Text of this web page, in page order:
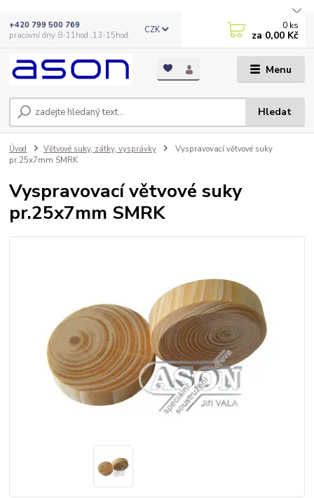
Menu
CZK
Hledat
+420 799 500 769
pracovní dny 8-11hod.,13-15hod.
0 ks
za 0,00 Kč
Úvod Větvové suky, zátky, vysprávky
Vyspravovací větvové suky
pr.25x7mm SMRK
Vyspravovací větvové suky
pr.25x7mm SMRK